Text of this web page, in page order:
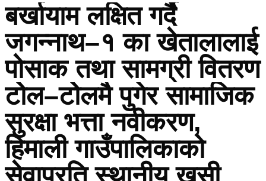
बर्खायाम लक्षित गर्दै
जगन्नाथ–१ का खेतालालाई
पोसाक तथा सामग्री वितरण
टोेल–टोेलमै पुगेर सामाजिक
सुरक्षा भत्ता नवीकरण,
हिमाली गाउँपालिकाको